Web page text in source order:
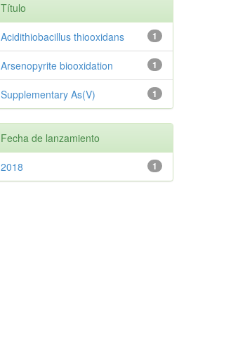
Título
1
Acidithiobacillus thiooxidans
1
Arsenopyrite biooxidation
1
Supplementary As(V)
Fecha de lanzamiento
1
2018